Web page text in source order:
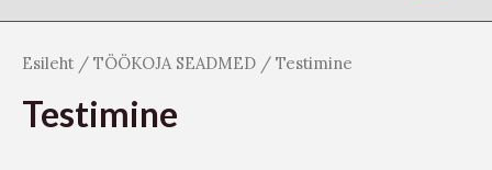
Esileht / TÖÖKOJA SEADMED / Testimine
Testimine